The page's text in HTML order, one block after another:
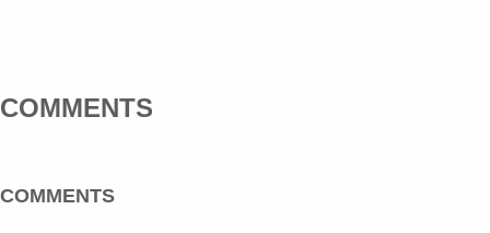
COMMENTS
COMMENTS